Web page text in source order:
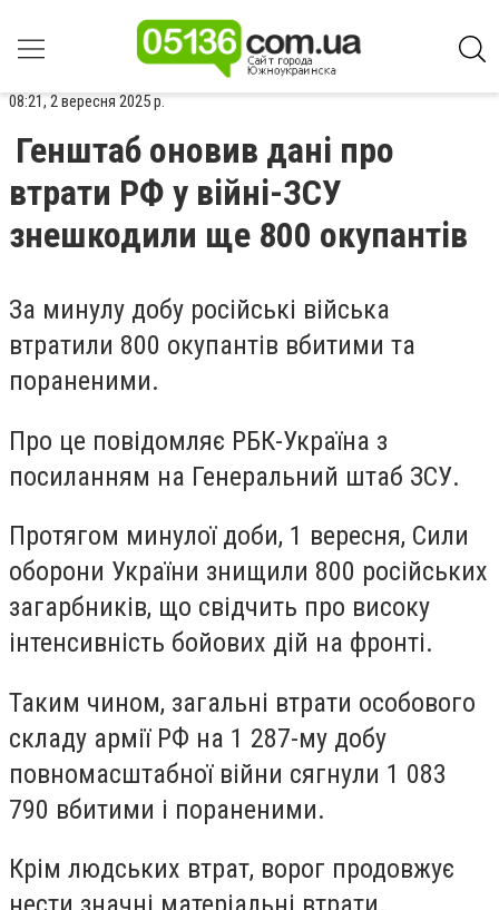
08:21, 2 вересня 2025 р.
Генштаб оновив дані про
втрати РФ у війні-ЗСУ
знешкодили ще 800 окупантів
За минулу добу російські війська
втратили 800 окупантів вбитими та
пораненими.
Про це повідомляє РБК-Україна з
посиланням на Генеральний штаб ЗСУ.
Протягом минулої доби, 1 вересня, Сили
оборони України знищили 800 російських
загарбників, що свідчить про високу
інтенсивність бойових дій на фронті.
Таким чином, загальні втрати особового
складу армії РФ на 1 287-му добу
повномасштабної війни сягнули 1 083
790 вбитими і пораненими.
Крім людських втрат, ворог продовжує